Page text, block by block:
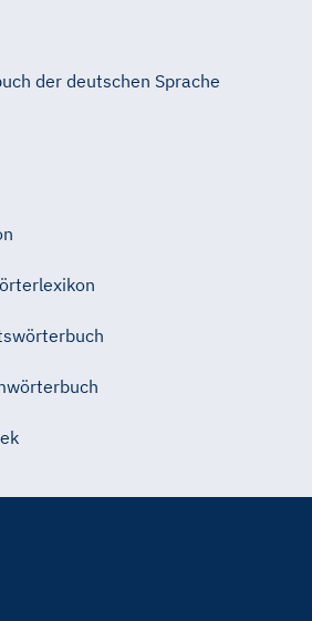
der deutschen Sprache